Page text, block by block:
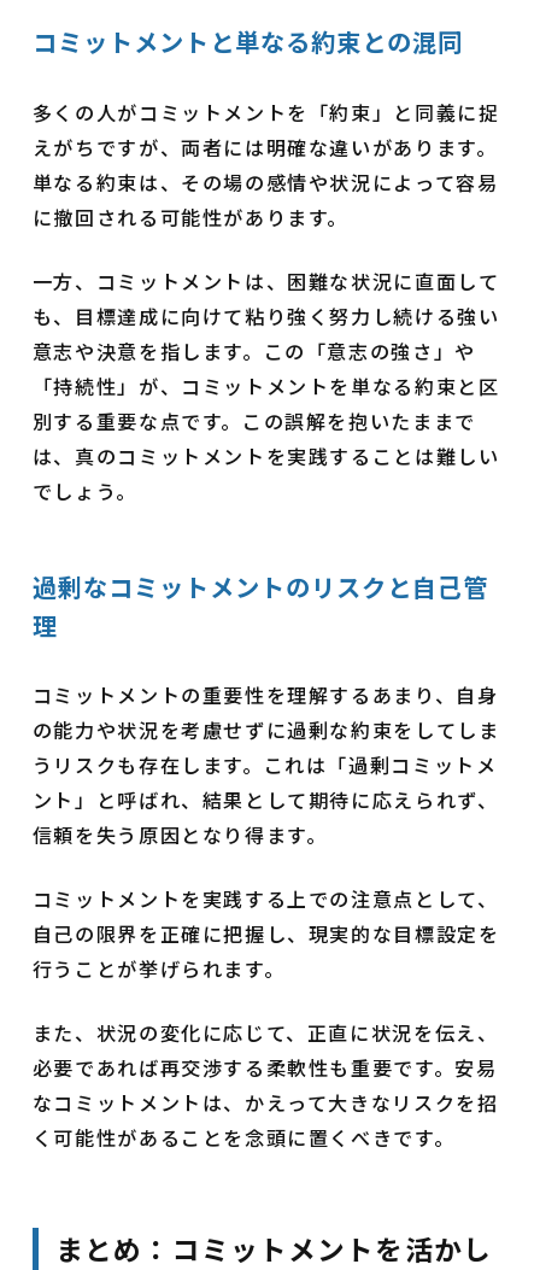
コミットメントと単なる約束との混同
多くの人がコミットメントを「約束」と同義に捉
えがちですが、両者には明確な違いがあります。
単なる約束は、その場の感情や状況によって容易
に撤回される可能性があります。
一方、コミットメントは、困難な状況に直面して
も、目標達成に向けて粘り強く努力し続ける強い
意志や決意を指します。この「意志の強さ」や
「持続性」が、コミットメントを単なる約束と区
別する重要な点です。この誤解を抱いたままで
は、真のコミットメントを実践することは難しい
でしょう。
過剰なコミットメントのリスクと自己管
理
コミットメントの重要性を理解するあまり、自身
の能力や状況を考慮せずに過剰な約束をしてしま
うリスクも存在します。これは「過剰コミットメ
ント」と呼ばれ、結果として期待に応えられず、
信頼を失う原因となり得ます。
コミットメントを実践する上での注意点として、
自己の限界を正確に把握し、現実的な目標設定を
行うことが挙げられます。
また、状況の変化に応じて、正直に状況を伝え、
必要であれば再交渉する柔軟性も重要です。安易
なコミットメントは、かえって大きなリスクを招
く可能性があることを念頭に置くべきです。
まとめ：コミットメントを活かし